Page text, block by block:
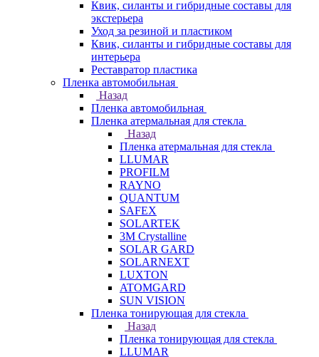
Квик, силанты и гибридные составы для
экстерьера
Уход за резиной и пластиком
Квик, силанты и гибридные составы для
интерьера
Реставратор пластика
Пленка автомобильная
Назад
Пленка автомобильная
Пленка атермальная для стекла
Назад
Пленка атермальная для стекла
LLUMAR
PROFILM
RAYNO
QUANTUM
SAFEX
SOLARTEK
3M Crystalline
SOLAR GARD
SOLARNEXT
LUXTON
ATOMGARD
SUN VISION
Пленка тонирующая для стекла
Назад
Пленка тонирующая для стекла
LLUMAR